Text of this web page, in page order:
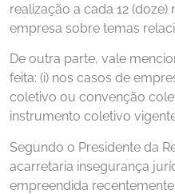
realização a cada 12
empresa sobre temas
De outra parte, vale
feita: (i) nos casos de
coletivo ou convenção
instrumento coletivo
Segundo o Presidente da
acarretaria insegurança
empreendida